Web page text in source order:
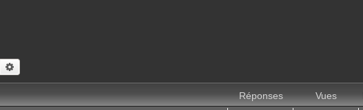
Rechercher
Réponses Vues